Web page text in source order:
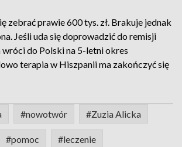
zebrać prawie 600 tys. zł. Brakuje jednak
Jeśli uda się doprowadzić do remisji
do Polski na 5-letni okres
terapia w Hiszpanii ma zakończyć się
#nowotwór #Zuzia Alicka
#pomoc #leczenie